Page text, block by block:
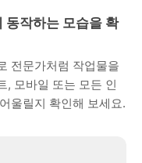
동작하는 모습을 확
전문가처럼 작업물을
, 모바일 또는 모든 인
울릴지 확인해 보세요.